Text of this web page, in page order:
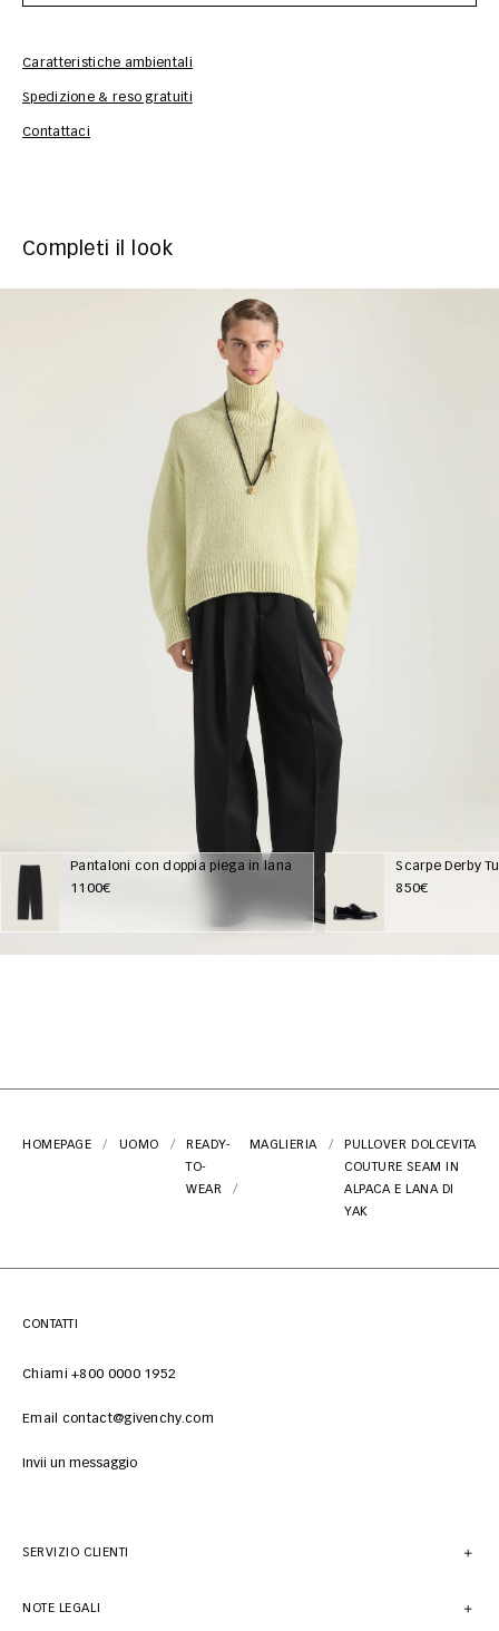
Caratteristiche ambientali
Spedizione & reso gratuiti
Contattaci
Completi il look
Pantaloni con doppia piega in lana
1100€
Scarpe Derby
850€
HOMEPAGE UOMO
READY-
TO-
WEAR
MAGLIERIA
PULLOVER DOLCEVITA
COUTURE SEAM IN
ALPACA E LANA DI
YAK
CONTATTI
Chiami +800 0000 1952
Email contact@givenchy.com
Invii un messaggio
SERVIZIO CLIENTI
NOTE LEGALI